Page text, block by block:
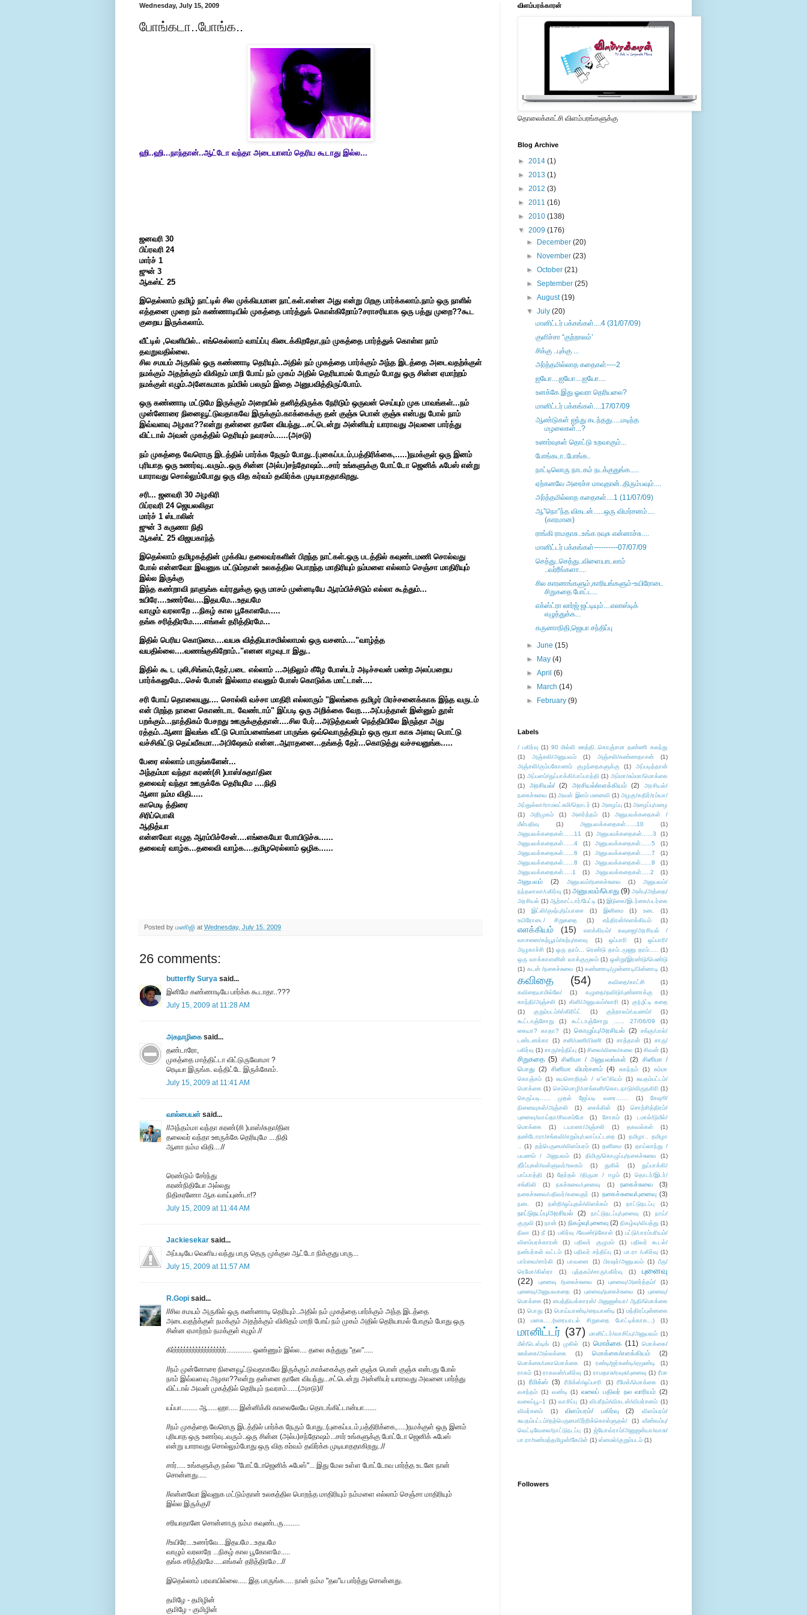
Wednesday, July 15, 2009
போங்கடா..போங்க..
ஹி..ஹி...நாந்தான்..ஆட்டோ வந்தா அடையாளம் தெரிய கூடாது இல்ல...
ஜனவரி 30
பிப்ரவரி 24
மார்ச் 1
ஜுன் 3
ஆகஸ்ட் 25
இதெல்லாம் தமிழ் நாட்டில் சில முக்கியமான நாட்கள்.என்ன அது என்று பிறகு பார்க்கலாம்.நாம் ஒரு நாளில்
எத்தனை முறை நம் கண்ணாடியில் முகத்தை பார்த்துக் கொள்கிறோம்?சராசரியாக ஒரு பத்து முறை??கூட
குறைய இருக்கலாம்.
வீட்டில் ,வெளியில்.. எங்கெல்லாம் வாய்ப்பு கிடைக்கிறதோ,நம் முகத்தை பார்த்துக் கொள்ள நாம்
தவறுவதில்லை.
சில சமயம் அருகில் ஒரு கண்ணாடி தெரியும்..அதில் நம் முகத்தை பார்க்கும் அந்த இடத்தை அடைவதற்க்குள்
நமக்கும் அதற்க்கும் விகிதம் மாறி போய் நம் முகம் அதில் தெரியாமல் போகும் போது ஒரு சின்ன ஏமாற்றம்
நமக்குள் எழும்.அனேகமாக நம்மில் பலரும் இதை அனுபவித்திருப்போம்.
ஒரு கண்ணாடி மட்டுமே இருக்கும் அறையில் தனித்திருக்க நேரிடும் ஒருவன் செய்யும் முக பாவங்கள்...நம்
முன்னோரை நினைவூட்டுவதாகவே இருக்கும்.காக்கைக்கு தன் குஞ்சு பொன் குஞ்சு என்பது போல் நாம்
இவ்வளவு அழகா??என்று தன்னை தானே வியந்து...சட்டென்று அன்னியர் யாராவது அவனை பார்த்து
விட்டால் அவன் முகத்தில் தெரியும் நவரசம்......(அசடு)
நம் முகத்தை வேரொரு இடத்தில் பார்க்க நேரும் போது..(புகைப்படம்,பத்திரிக்கை,.....)நமக்குள் ஒரு இனம்
புரியாத ஒரு உணர்வு..வரும்..ஒரு சின்ன (அல்ப)சந்தோஷம்...சார் உங்களுக்கு போட்டோ ஜெனிக் ஃபேஸ் என்று
யாராவது சொல்லும்போது ஒரு வித கர்வம் தவிர்க்க முடியாததாகிறது.
சரி... ஜனவரி 30 அழகிரி
பிப்ரவரி 24 ஜெயலலிதா
மார்ச் 1 ஸ்டாலின்
ஜுன் 3 கருணா நிதி
ஆகஸ்ட் 25 விஜயகாந்த்
இதெல்லாம் தமிழகத்தின் முக்கிய தலைவர்களின் பிறந்த நாட்கள்.ஒரு படத்தில் கவுண்டமணி சொல்வது
போல் என்னவோ இவனுக மட்டும்தான் உலகத்தில பொறந்த மாதிரியும் நம்மளை எல்லாம் செஞ்சா மாதிரியும்
இல்ல இருக்கு
இந்த கண்றாவி நாளுங்க வர்ரதுக்கு ஒரு மாசம் முன்னடியே ஆரம்பிச்சிடும் எல்லா கூத்தும்...
உயிரே....உணர்வே....இதயமே...உதயமே
வாழும் வரலாறே ...நிகழ் கால பூகோளமே.....
தங்க சரித்திரமே.....எங்கள் தரித்திரமே...
இதில் பெரிய கொடுமை....வயசு வித்தியாசமில்லாமல் ஒரு வசனம்...."வாழ்த்த
வயதில்லை....வணங்குகிறோம்.."எனன எழவுடா இது..
இதில் கூ ட புலி,சிங்கம்,தேர்,படை எல்லாம் ...அதிலும் கீழே போஸ்டர் அடிச்சவன் பண்ற அலப்பறைய
பார்க்கனுமே...செல் போன் இல்லாம எவனும் போஸ் கொடுக்க மாட்டான்....
சரி போய் தொலையுது.... சொல்லி வச்சா மாதிரி எல்லாரும் "இலங்கை தமிழர் பிரச்சனைக்காக இந்த வருடம்
என் பிறந்த நாளை கொண்டாட வேண்டாம்" இப்படி ஒரு அறிக்கை வேற....அப்பத்தான் இன்னும் தூள்
பறக்கும்...நாத்திகம் பேசறது ஊருக்குத்தான்....சில பேர்...அடுத்தவன் நெத்தியிலே இருந்தா அது
ரத்தம்..ஆனா இவங்க வீட்டு பொம்பளைங்கள பாருங்க ஒவ்வொருத்தியும் ஒரு ரூபா காசு அளவு பொட்டு
வச்சிகிட்டு தெய்வீகமா...அபிஷேகம் என்ன..ஆராதனை...தங்கத் தேர்...கொடுத்து வச்சவனுங்க.....
பேரை எல்லாம் பாருங்களேன்...
அந்தம்மா வந்தா கரண்(சி )பாஸ்/சுதா/தின
தலைவர் வந்தா ஊருக்கே தெரியுமே ....நிதி
ஆனா நம்ம விதி.....
காமெடி த்திரை
சிரிப்பொலி
ஆதித்யா
என்னவோ எழுத ஆரம்பிச்சேன்....எங்கையோ போயிடுச்சு......
தலைவர் வாழ்க...தலைவி வாழ்க....தமிழரெல்லாம் ஒழிக......
Posted by மணிஜி at Wednesday, July 15, 2009
26 comments:
butterfly Surya said...
இனிமே கண்ணாடியே பார்க்க கூடாதா..???
July 15, 2009 at 11:28 AM
அகநாழிகை said...
தண்டாரோ,
முகத்தை மாத்திட்டா விட்டுருவோமா ?
ரெடியா இருங்க. வந்திட்டே இருக்கோம்.
July 15, 2009 at 11:41 AM
வால்பையன் said...
//அந்தம்மா வந்தா கரண்(சி )பாஸ்/சுதா/தின
தலைவர் வந்தா ஊருக்கே தெரியுமே ....நிதி
ஆனா நம்ம விதி....//
ரெண்டும் சேர்ந்து
கரண்நிதியோ அல்லது
நிதிகரணோ ஆக வாய்புண்டா!?
July 15, 2009 at 11:44 AM
Jackiesekar said...
அப்படியே வெளிய வந்து பாரு தெரு முக்குல ஆட்டோ நிக்குது பாரு...
July 15, 2009 at 11:57 AM
R.Gopi said...
//சில சமயம் அருகில் ஒரு கண்ணாடி தெரியும்..அதில் நம் முகத்தை பார்க்கும் அந்த இடத்தை
அடைவதற்க்குள் நமக்கும் அதற்க்கும் விகிதம் மாறி போய் நம் முகம் அதில் தெரியாமல் போகும் போது ஒரு
சின்ன ஏமாற்றம் நமக்குள் எழும்.//
கிர்ர்ர்ர்ர்ர்ர்ர்ர்ர்ர்ர்ர்ர்ர்ர்ர்ர்.............. ஒண்ணும் இல்ல.... தலை சுத்துது "தல".....
//நம் முன்னோரை நினைவூட்டுவதாகவே இருக்கும்.காக்கைக்கு தன் குஞ்சு பொன் குஞ்சு என்பது போல்
நாம் இவ்வளவு அழகா??என்று தன்னை தானே வியந்து...சட்டென்று அன்னியர் யாராவது அவனை பார்த்து
விட்டால் அவன் முகத்தில் தெரியும் நவரசம்......(அசடு)//
யப்பா......... ஆ......ஹா..... இன்னிக்கி காலைலேயே தொடங்கிட்டான்யா.......
//நம் முகத்தை வேரொரு இடத்தில் பார்க்க நேரும் போது..(புகைப்படம்,பத்திரிக்கை,.....)நமக்குள் ஒரு இனம்
புரியாத ஒரு உணர்வு..வரும்..ஒரு சின்ன (அல்ப)சந்தோஷம்...சார் உங்களுக்கு போட்டோ ஜெனிக் ஃபேஸ்
என்று யாராவது சொல்லும்போது ஒரு வித கர்வம் தவிர்க்க முடியாததாகிறது..//
சார்..... உங்களுக்கு நல்ல "போட்டோஜெனிக் ஃபேஸ்"... இது மேல உள்ள போட்டோவ பார்த்த உடனே நான்
சொன்னது.....
//என்னவோ இவனுக மட்டும்தான் உலகத்தில பொறந்த மாதிரியும் நம்மளை எல்லாம் செஞ்சா மாதிரியும்
இல்ல இருக்கு//
சரியாதானே சொன்னாரு நம்ம கவுண்டரு.........
//உயிரே....உணர்வே....இதயமே...உதயமே
வாழும் வரலாறே ...நிகழ் கால பூகோளமே.....
தங்க சரித்திரமே.....எங்கள் தரித்திரமே...//
இதெல்லாம் பரவாயில்லை..... இத பாருங்க..... நான் நம்ம "தல"ய பார்த்து சொன்னது.
தமிழே - தமிழின்
குமிழே - குமிழின்
விளம்பரக்காரன்
தொலைக்காட்சி விளம்பரங்களுக்கு
Blog Archive
► 2014 (1)
► 2013 (1)
► 2012 (3)
► 2011 (16)
► 2010 (138)
▼ 2009 (176)
►
December(20)
►
November(23)
►October(21)
►September(25)
►August(19)
▼July(20)
மானிட்டர் பக்கங்கள்....4 (31/07/09)
குளிச்சா “குற்றாலம்’
சிக்கு ..புக்கு ...
அர்த்தமில்லாத கதைகள்----2
ஐயோ....ஐயோ....ஐயோ....
உனக்கே இது ஓவரா தெரியலை?
மானிட்டர் பக்கங்கள்....17/07/09
ஆண்டுகள் ஐந்து கடந்தது.....மடிந்த
மழலைகள்...?
உணர்வுகள் தொட்டு உறவாகும்...
போங்கடா..போங்க..
நாட்டிலொரு நாடகம் நடக்குதுங்க.....
ஏற்கனவே அரைச்ச மாவுதான்..திரும்பவும்....
அர்த்தமில்லாத கதைகள்....1 (11/07/09)
ஆ”நொ”ந்த விகடன்......ஒரு விமர்சனம்....
(காரமான)
ராங்கி ராமதாசு..உங்க ரவுசு என்னாச்சு....
மானிட்டர் பக்கங்கள்----------07/07/09
செத்து..செத்து..விளையாடலாம்
..வர்ரீங்களா....
சில காரணங்களும்,காரியங்களும்-உயிரோடை
சிறுகதை போட்ட...
எக்ஸ்ட்ரா லார்ஜ் ஜட்டியும்....எலாஸ்டிக்
எழுத்துக்க...
கருணாநிதி,ஜெயா சந்திப்பு
►June(15)
►
May(4)
►April(6)
►
March(14)
►
February(9)
Labels
/ பகிர்வு (1) 90 மில்லி ஊத்தி..கொஞ்சமா தண்ணி கலந்து
(1)
அஞ்சலி/அனுபவம் (1) அஞ்சலி/கண்ணதாசன்
(1)
அஞ்சலி/கும்பகோணம் குழந்தைகளுக்கு
(1)
அப்படித்தான்
(1) அப்பளம்/துப்பாக்கி/பாப்பாத்தி (1) அம்மா/சும்மா/மொக்கை
(1)
அரசியல்/ (2) அரசியல்/எளக்கியம் (2)
அரசியல்/
நகைச்சுவை (1) அவள் இளம் மனைவி (1) அழகு/கதிர்/ரம்யா/
அப்துல்லா/ராமலட்சுமி/தொடர் (1) அழைப்பு (1) அழைப்பு/மழை
(1)
அறிமுகம் (1) அனர்த்தம் (1)
அனுபவக்கதைகள் /
மீள்பதிவு
(1) அனுபவக்கதைகள்......10
(1)
அனுபவக்கதைகள்......11
(1) அனுபவக்கதைகள்......3
(1)
அனுபவக்கதைகள்......4
(1) அனுபவக்கதைகள்......5
(1)
அனுபவக்கதைகள்......6
(1) அனுபவக்கதைகள்......7
(1)
அனுபவக்கதைகள்......8
(1) அனுபவக்கதைகள்......9
(1)
அனுபவக்கதைகள்.....1
(1) அனுபவக்கதைகள்.....2 (1)
அனுபவம் (2) அனுபவம்/நகைச்சுவை (1)
அனுபவம்/
நந்தலாலா/பகிர்வு (1) அனுபவம்/பொது (9) அன்பு/அத்தை/
அரசியல் (1) ஆற்காட்டார்/பேட்டி (1) இடுகை/இடர்கை/படர்கை
(1)
இட்லி/குஷ்பு/நப்பாசை (1) இனிமை (1) உடை
(1)
உயிரோடை/ சிறுகதை
(1) எந்திரன்/எளக்கியம் (1)
எளக்கியம் (15)
எளக்கியம்/ கவுஜை/அரசியல் /
வாசனை/கற்பூரம்/கற்பு/களவு
(1) ஒப்பாரி (1)
ஒப்பாரி/
அழுகாச்சி (1) ஒரு தரம்... ரெண்டு தரம்..மூணு தரம்..... (1)
ஒரு வாக்காளனின் வாக்குமூலம் (1) ஒன்று/இரண்டு/பெண்டு
(1) கடன் /நகைச்சுவை (1) கண்ணாடி/முன்னாடி/பின்னாடி (1)
கவிதை (54) கவிதை/காட்சி
(1)
கவிதையாமில்லே/
(1) கழுதை/தவிடு/புண்ணாக்கு
(1)
காந்தி/அஞ்சலி (1) கிளி/அனுபவம்/லாரி (1) கு(பு)ட்டி கதை
(1)
குறும்படம்/ஸ்கிரிப்ட் (1) குற்றாலம்/பயணம்/
(1)
கூட்டாஞ்சோறு
(1) கூட்டாஞ்சோறு ...... 27/06/09
(1)
கையா? காதா?
(1) கொழுப்பு/அரசியல் (2)
சங்கு/பால்/
டண்டனக்கா
(1) சனி/மணி/பிணி (1) சாத்தான் (1) சாரு/
பகிர்வு (1) சாரு/சந்திப்பு (1) சிலை/விலை/கலை (1) சிவன் (1)
சிறுகதை (5) சினிமா / அனுபவங்கள் (2)
சினிமா /
பொது (2) சினிமா விமர்சனம் (4) சுகந்தம் (1)
சும்மா
கொஞ்சம் (1) சுயசொறிதல் / எ”ள”கியம் (1) சுயதம்பட்டம்/
மொக்கை (1) செம்மொழி/மாங்கனி/கொடநாடு/விருதகிரி (1)
செருப்படி...... முதல் ஜேப்படி வரை.......
(1)
சேஷூ/
நினைவுகள்/அஞ்சலி
(1) சைக்கிள் (1)
சொற்சித்திரம்/
புனைவு/வாய்தா/சிவசம்போ
(1) சோகம் (1)
டமால்/டுமீல்/
மொக்கை
(1) டயானா/அஞ்சலி (1) தகவல்கள்
(1)
தண்டோரா/சங்கவி/எறும்பு/பலாப்பட்டறை (1) தமிழா.. தமிழா
.. (1) தற்பெருமை/விளம்பரம் (1) தனிமை (1) தாய்லாந்து /
பயணம் / அனுபவம்
(1) திமிரு/கொழுப்பு/நகைச்சுவை
(1)
தீர்ப்புகள்/வள்ளுவர்/உலகம்
(1) துகில் (1)
துப்பாக்கி/
பாப்பாத்தி
(1) தேர்தல் /திருமா / ஈழம் (1)
தொடர்/இடர்/
சங்கிலி
(1) நகச்சுவை/புனைவு (1) நகைச்சுவை (3)
நகைச்சுவை/பதிவர்/கலைஞர் (1) நகைச்சுவை/புனைவு (3)
நடை (1) நன்றி/ஒப்புதல்/விளக்கம் (1) நாட்டுநடப்பு (1)
நாட்டுநடப்பு/அரசியல் (2) நாட்டுநடப்பு/புனைவு (1)
நாய்/
குருவி (1) நான் (1) நிகழ்வு/புனைவு (2) நிகழ்வு/விபத்து (1)
நிலா (1) நீ (1) பகிர்வு /வேண்டுகோள் (1) பட்டு/பாரம்பரியம்/
விளம்பரக்காரன்
(1) பதிவர் குழுமம் (1)
பதிவர் கூடல்/
நண்பர்கள் வட்டம் (1) பதிவர் சந்திப்பு (1) பா.ரா /பகிர்வு (1)
பார்வை/சார்லி
(1) பாவனை (1) பிரஷர்/அனுபவம் (1) பீரு/
ரெமோ/கிஸ்ரா
(1) புத்தகம்/சாரு/பகிர்வு (1)
புனைவு
(22)
புனைவு /நகைச்சுவை (1) புனைவு/அனர்த்தம்/
(1)
புனைவு/அனுபவகதை (1) புனைவு/நகைச்சுவை (1) புனைவு/
மொக்கை (1) பைத்தியக்காரன்/ அனுஜன்யா/ ஆதி/மொக்கை
(1) பொது (1) பொய்யாண்டி/நையாண்டி (1) மந்திரப்புன்னகை
(1)
மனசு.....(உரையாடல் சிறுகதை போட்டிக்காக...) (1)
மானிட்டர் (37) மானிட்டர்/வாசிப்பு/அனுபவம் (1)
மீள்/டெஸ்டிங் (1) முகில் (1) மொக்கை (11) மொக்கை/
ஊக்கை/அல்லக்கை
(1) மொக்கை/எளக்கியம் (2)
மொக்கை/மகாமொக்கை (1) ரண்டி/ஜர்கண்டி/ஏமூண்டி
(1)
ராகம் (1) ராகவன்/பகிர்வு (1) ராமதாசு/ரவுசு/புனைவு (1) ரீமா
(1)
ரீமிக்ஸ் (3) ரீமிக்ஸ்/ஒப்பாரி (1) ரீமேக்/மொக்கை
(1)
வசந்தம் (1) வண்டி (1) வலைப் பதிவர் நல வாரியம் (2)
வலைப்பூ--1 (1) வாசிப்பு (1) விபரீதம்/விகடன்/விமர்சனம் (1)
விமர்சனம்
(1) விளம்பரம்/ பகிர்வு (2)
விளம்பரம்/
சுயதம்பட்டம்/தற்பெருமை/பீற்றிக்கொள்ளுதல்/
(1) வீண்வம்பு/
வெட்டிவேலை/நாட்டுநடப்பு (1) ஜ்யோவ்ராம்/அனுஜன்யா/வாசு/
பா.ரா/உண்மத்தமிழன்/கேபிள் (1) ஸ்மைல்/குறும்படம் (1)
Followers